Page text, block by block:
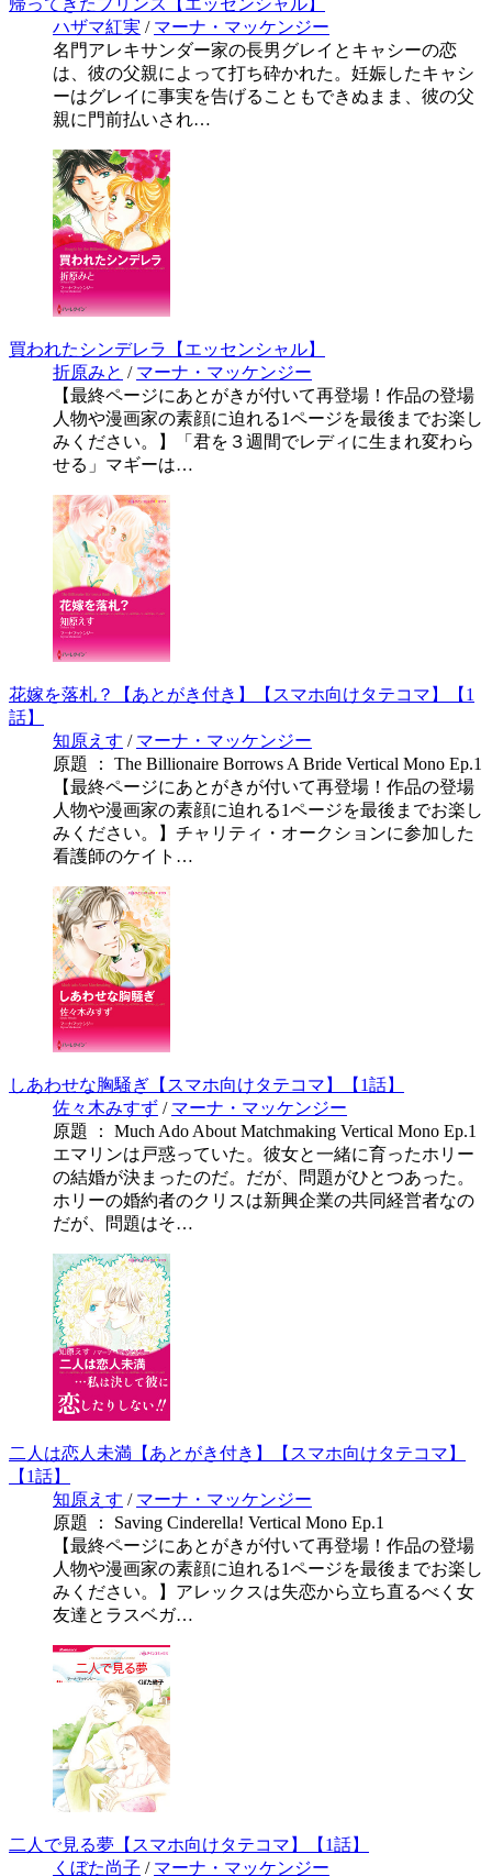
ハザマ紅実 / マーナ・マッケンジー
名門アレキサンダー家の長男グレイとキャシーの恋
は、彼の父親によって打ち砕かれた。妊娠したキャシ
ーはグレイに事実を告げることもできぬまま、彼の父
親に門前払いされ…
買われたシンデレラ【エッセンシャル】
折原みと / マーナ・マッケンジー
【最終ページにあとがきが付いて再登場！作品の登場
人物や漫画家の素顔に迫れる1ページを最後までお楽し
みください。】「君を３週間でレディに生まれ変わら
せる」マギーは…
花嫁を落札？【あとがき付き】【スマホ向けタテコマ】【1
話】
知原えす / マーナ・マッケンジー
原題 ： The Billionaire Borrows A Bride Vertical Mono Ep.1
【最終ページにあとがきが付いて再登場！作品の登場
人物や漫画家の素顔に迫れる1ページを最後までお楽し
みください。】チャリティ・オークションに参加した
看護師のケイト…
しあわせな胸騒ぎ【スマホ向けタテコマ】【1話】
佐々木みすず / マーナ・マッケンジー
原題 ： Much Ado About Matchmaking Vertical Mono Ep.1
エマリンは戸惑っていた。彼女と一緒に育ったホリー
の結婚が決まったのだ。だが、問題がひとつあった。
ホリーの婚約者のクリスは新興企業の共同経営者なの
だが、問題はそ…
二人は恋人未満【あとがき付き】【スマホ向けタテコマ】
【1話】
知原えす / マーナ・マッケンジー
原題 ： Saving Cinderella! Vertical Mono Ep.1
【最終ページにあとがきが付いて再登場！作品の登場
人物や漫画家の素顔に迫れる1ページを最後までお楽し
みください。】アレックスは失恋から立ち直るべく女
友達とラスベガ…
二人で見る夢【スマホ向けタテコマ】【1話】
くぼた尚子 / マーナ・マッケンジー